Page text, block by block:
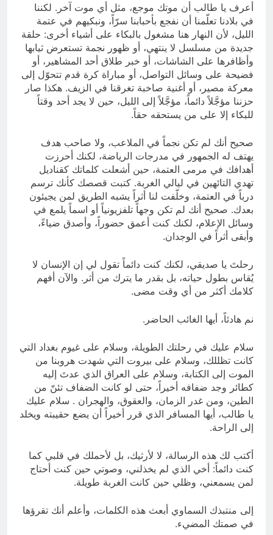
أعرف يا طالب أن موتك موجع، مثل أي موت آخر. لكننا
في بلادنا تعلّمنا أن نفجع بأحبابنا سرّاً، ونبكيهم في عتمة
الليل، لأن النهار هنا مشغول بالبكاء على أشياء أخرى: حلقة
جديدة من مسلسل لا ينتهي، أو ظهور نجمة تستعرض ثيابها
وأظافرها على الشاشات، أو خبر طلاق أحد المشاهير، أو
فضيحة على وسائل التواصل، أو مباراة كرة قدم تتحوّل إلى
معركة مصير، أو أغنية صاخبة تغرقنا في الزيف. هكذا صار
حزننا مؤجَّلاً دائماً، مؤجَّلاً إلى الليل، حين لا يجد أحد وقتاً
للبكاء إلا على من يستحقه حقاً.
صحيح أنك لم تكن نجماً في الملاعب، ولا صاحب هدف
يهتف له الجمهور في مدرجات الرياضة، لكنك أحرزت
أهدافك في مرمى العتمة، حين أشعلت كلماتك كقناديل
تهدي التائهين في ليالي الغربة. كتبت قصصك كأنك ترسم
درباً في العتمة، وخلّفت لنا أثراً يشبه الطريق لمن يجيئون
بعدك. صحيح أنك لم تكن وجهاً تلفزيونياً أو اسماً يلمع في
وسائل الإعلام، لكنك كنت أعمق حضوراً، وأصدق ضياءً،
وأبقى أثراً في الوجدان.
رحلتَ يا صديقي، لكنك كنت دائماً تقول لي إن الإنسان لا
يُقاس بطول حياته، بل بقدر ما يترك من أثر. والآن أفهم
كلامك أكثر من أي وقت مضى.
نم هادئاً، أيها الغائب الحاضر.
سلام عليك في رحلتك الطويلة، وسلام على غيوم بغداد التي
كانت تظللك، وسلام على بيروت التي شهدت هروبنا من
الموت إلى الكتابة، وسلام على العراق الذي عدتَ إليه
كطائر وجد ضفافه أخيراً، حتى لو كانت الضفاف تئنّ من
الطين، ومن غدر الزمان، والعقوق، والهجران . سلام عليك
يا طالب، أيها المسافر الذي قرر أخيراً أن يضع حقيبته ويخلد
إلى الراحة.
أكتب لك هذه الرسالة، لا لأرثيك، بل لأحملك في قلبي كما
كنت دائماً: أخي الذي لم يخذلني، وصوتي حين كنت أحتاج
لمن يسمعني، وظلي حين كانت الغربة طويلة.
إلى منتبذك السماوي أبعث هذه الكلمات، وأعلم أنك تقرؤها
في صمتك المضيء.